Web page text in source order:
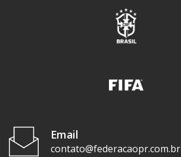
Email
contato@federacaopr.com.br